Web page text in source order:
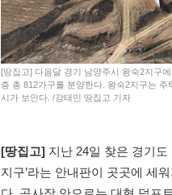
[땅집고] 다음달 경기 남양주시 왕숙2지구
층 총 812가구를 분양한다. 왕숙2지구는
시가 보인다. /강태민 땅집고 기자
[땅집고] 지난 24일 찾은 경기
지구’라는 안내판이 곳곳에 세